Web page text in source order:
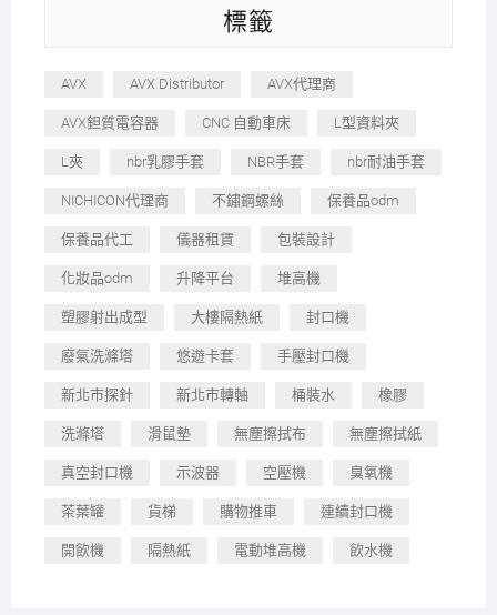
標籤
AVX AVX Distributor AVX代理商
AVX鉭質電容器 CNC 自動車床 L型資料夾
L夾 nbr乳膠手套 NBR手套 nbr耐油手套
NICHICON代理商 不鏽鋼螺絲 保養品odm
保養品代工 儀器租賃 包裝設計
化妝品odm 升降平台 堆高機
塑膠射出成型 大樓隔熱紙 封口機
廢氣洗滌塔 悠遊卡套 手壓封口機
新北市探針 新北市轉軸 桶裝水 橡膠
洗滌塔 滑鼠墊 無塵擦拭布 無塵擦拭紙
真空封口機 示波器 空壓機 臭氧機
茶葉罐 貨梯 購物推車 連續封口機
開飲機 隔熱紙 電動堆高機 飲水機